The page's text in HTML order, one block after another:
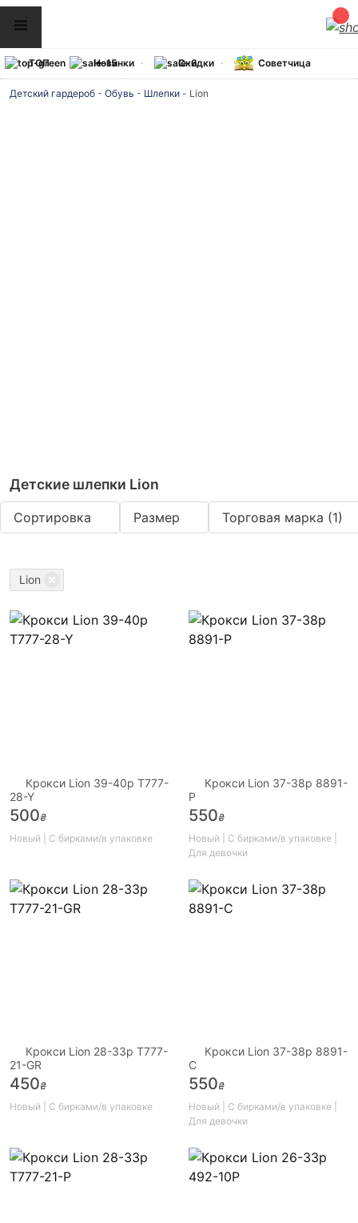
ТОП Новинки Скидки Советчица
Детский гардероб - Обувь - Шлепки - Lion
Детские шлепки Lion
Сортировка Размер Торговая марка (1)
Lion
Крокси Lion 39-40р T777-
28-Y
500₴
Новый | С бирками/в упаковке
Крокси Lion 37-38р 8891-
P
550₴
Новый | С бирками/в упаковке |
Для девочки
Крокси Lion 28-33р T777-
21-GR
450₴
Новый | С бирками/в упаковке
Крокси Lion 37-38р 8891-
C
550₴
Новый | С бирками/в упаковке |
Для девочки